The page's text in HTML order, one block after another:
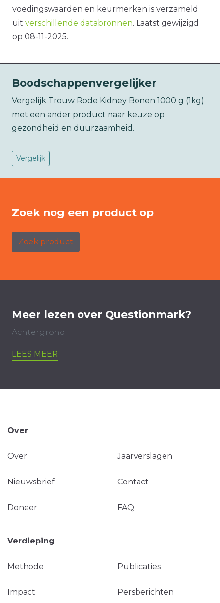
voedingswaarden en keurmerken is verzameld
uit verschillende databronnen. Laatst gewijzigd
op 08-11-2025.
Boodschappenvergelijker
Vergelijk Trouw Rode Kidney Bonen 1000 g (1kg)
met een ander product naar keuze op
gezondheid en duurzaamheid.
Vergelijk
Zoek nog een product op
Zoek product
Meer lezen over Questionmark?
Achtergrond
LEES MEER
Over
Over Jaarverslagen
Nieuwsbrief Contact
Doneer FAQ
Verdieping
Methode Publicaties
Impact Persberichten